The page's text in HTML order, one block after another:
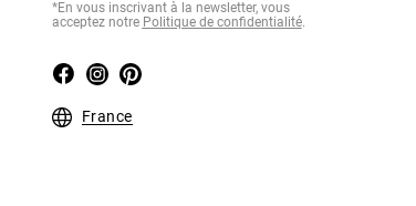
*En vous inscrivant à la newsletter, vous
acceptez notre Politique de confidentialité.
France